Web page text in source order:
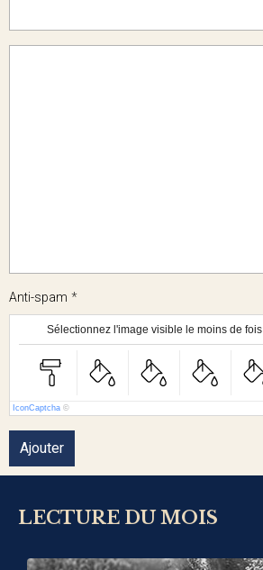
Anti-spam
Sélectionnez l'image visible le moins de fois
IconCaptcha ©
Ajouter
LECTURE DU MOIS